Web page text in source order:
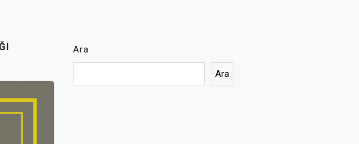
Ara
Ara